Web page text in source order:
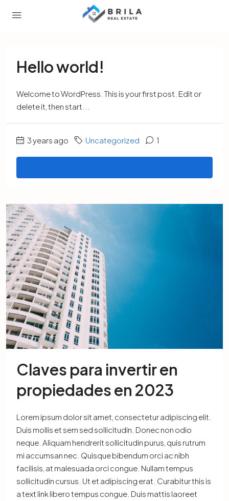
Hello world!
Welcome to WordPress. This is your first post. Edit or
delete it, then start...
3 years ago Uncategorized 1
Claves para invertir en
propiedades en 2023
Lorem ipsum dolor sit amet, consectetur adipiscing elit.
Duis mollis et sem sed sollicitudin. Donec non odio
neque. Aliquam hendrerit sollicitudin purus, quis rutrum
mi accumsan nec. Quisque bibendum orci ac nibh
facilisis, at malesuada orci congue. Nullam tempus
sollicitudin cursus. Ut et adipiscing erat. Curabitur this is
a text link libero tempus congue. Duis mattis laoreet